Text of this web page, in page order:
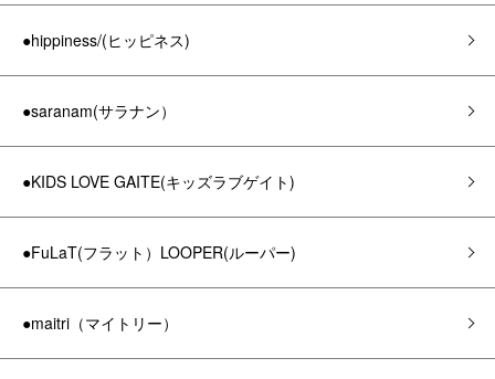
●hippiness/(ヒッピネス)
●saranam(サラナン）
●KIDS LOVE GAITE(キッズラブゲイト)
●FuLaT(フラット）LOOPER(ルーパー)
●maitri（マイトリー）